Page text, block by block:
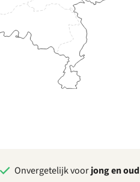
Onvergetelijk voorjong en oud